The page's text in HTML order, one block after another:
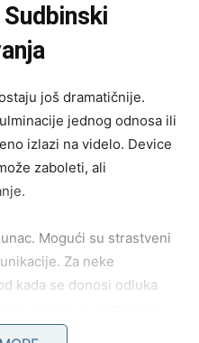
još dramatičnije.
jednog odnosa ili
izlazi na videlo. Device
zaboleti, ali
Mogući su strastveni
Za neke
kada se donosi odluka
kao da ga je sudbina